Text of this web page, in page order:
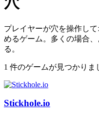
プレイヤーが穴を操作し
めるゲーム。多くの場合
る。
1 件のゲームが見つかりま
Stickhole.io